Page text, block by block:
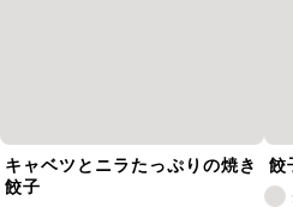
キャベツとニラたっぷりの焼き
餃子
餃